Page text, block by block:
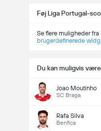
Føj Liga Portugal-
Se flere muligheder fra
brugerdefinerede
Du kan muligvis
Joao Moutinho
SC Braga
Rafa Silva
Benfica